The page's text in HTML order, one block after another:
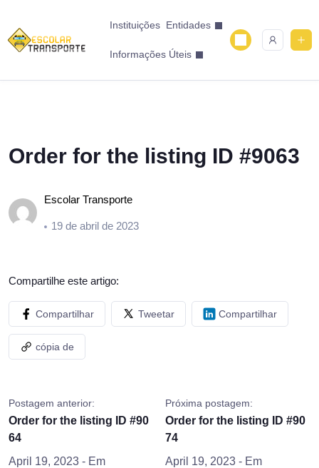
Instituições Entidades
Informações Úteis
Order for the listing ID #9063
Escolar Transporte
19 de abril de 2023
Compartilhe este artigo:
Compartilhar Tweetar Compartilhar
cópia de
Postagem anterior:
Order for the listing ID #90
64
April 19, 2023 - Em
Próxima postagem:
Order for the listing ID #90
74
April 19, 2023 - Em